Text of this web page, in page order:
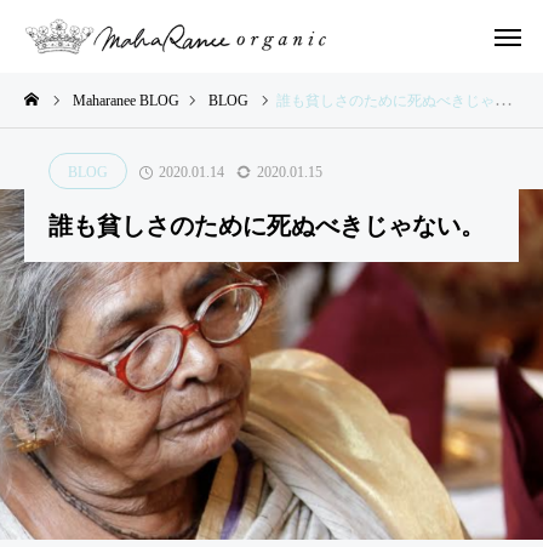
BLOG
や
さ
い
い
ろ
®︎
ve
r.
７
の
2,00
0人
の子
ども
たち
とや
さい
いろ
®︎で
描い
イン
ドの
ふし
ぎな
日々
のお
話②
イン
ドの
ふし
日々
のお
話①
Maharanee BLOG BLOG 誰も貧しさのために死ぬべきじゃない。
BLOG 2020.01.14 2020.01.15
誰も貧しさのために死ぬべきじゃない。